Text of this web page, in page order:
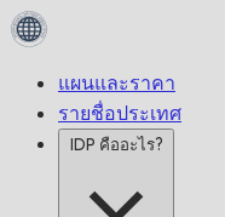
แผนและราคา
รายชื่อประเทศ
IDP คืออะไร?